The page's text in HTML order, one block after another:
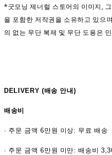
*굿모닝 제너럴 스토어의 이미지,
을 포함한 저작권을 소유하고 있으
의 없는 무단 복제 및 무단 도용은
DELIVERY (배송 안내)
배송비
· 주문 금액 6만원 이상: 무료 배송
· 주문 금액 6만원 미만: 배송비